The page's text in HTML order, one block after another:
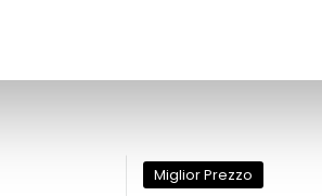
Miglior Prezzo